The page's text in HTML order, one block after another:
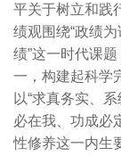
平关于树立和践
绩观围绕“政绩
绩”这一时代课
一，构建起科学
以“求真务实、
必在我、功成必
性修养这一内生